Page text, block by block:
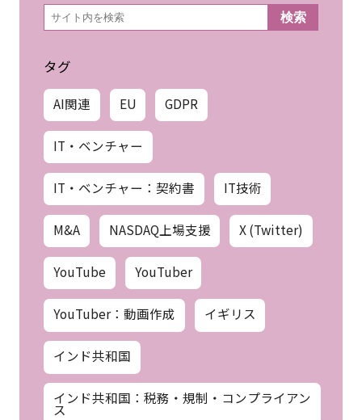
検
索 検索
タグ
AI関連 EU GDPR
IT・ベンチャー
IT・ベンチャー：契約書 IT技術
M&A NASDAQ上場支援 X (Twitter)
YouTube YouTuber
YouTuber：動画作成 イギリス
インド共和国
インド共和国：税務・規制・コンプライアン
ス